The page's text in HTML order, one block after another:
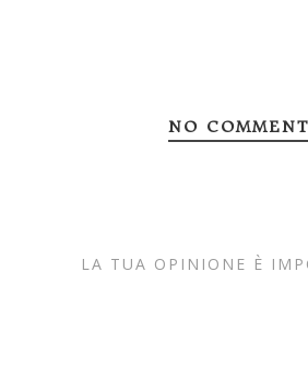
NO
LA TUA OPINIONE È